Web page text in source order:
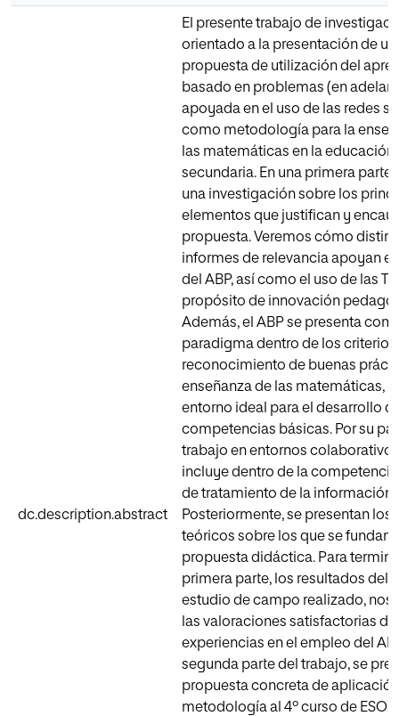
dc.description.abstract
El presente trabajo de
orientado a la presentación de
propuesta de utilización del
basado en problemas (en
apoyada en el uso de las redes
como metodología para la
las matemáticas en la educación
secundaria. En una primera parte,
una investigación sobre los
elementos que justifican y
propuesta. Veremos cómo
informes de relevancia apoyan
del ABP, así como el uso de las
propósito de innovación
Además, el ABP se presenta
paradigma dentro de los criterios
reconocimiento de buenas
enseñanza de las matemáticas,
entorno ideal para el desarrollo
competencias básicas. Por su
trabajo en entornos
incluye dentro de la
de tratamiento de la información.
Posteriormente, se presentan los
teóricos sobre los que se
propuesta didáctica. Para
primera parte, los resultados del
estudio de campo realizado, nos
las valoraciones satisfactorias
experiencias en el empleo del
segunda parte del trabajo, se
propuesta concreta de
metodología al 4º curso de ESO,